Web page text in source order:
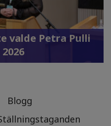
valde Petra Pulli
Blogg